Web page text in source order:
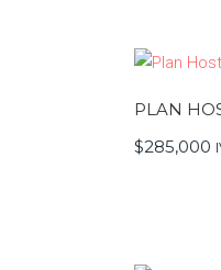
PLAN
$285,000